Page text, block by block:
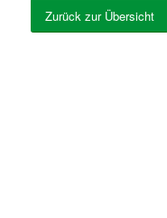
Zurück zur Übersicht